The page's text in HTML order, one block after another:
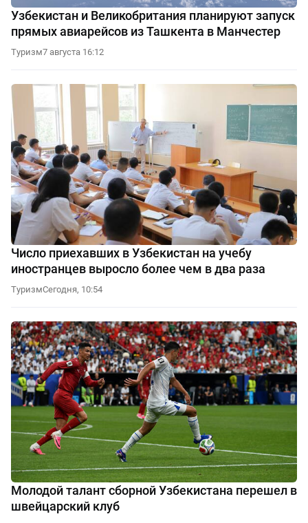
Узбекистан и Великобритания планируют запуск
прямых авиарейсов из Ташкента в Манчестер
Туризм7 августа 16:12
Число приехавших в Узбекистан на учебу
иностранцев выросло более чем в два раза
ТуризмСегодня, 10:54
Молодой талант сборной Узбекистана перешел в
швейцарский клуб